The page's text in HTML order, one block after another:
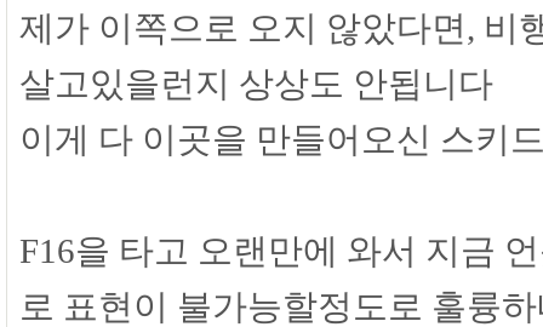
제가 이쪽으로 오지 않았다면, 비
살고있을런지 상상도 안됩니다
이게 다 이곳을 만들어오신 스키
F16을 타고 오랜만에 와서 지금
로 표현이 불가능할정도로 훌륭